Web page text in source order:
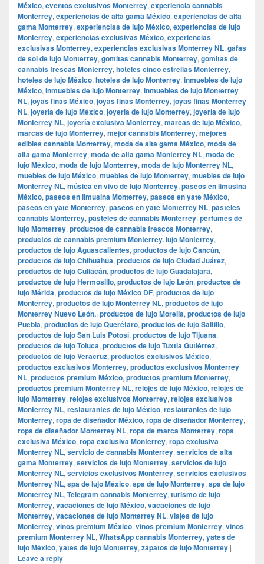
México, eventos exclusivos Monterrey, experiencia cannabis
Monterrey, experiencias de alta gama México, experiencias de alta
gama Monterrey, experiencias de lujo México, experiencias de lujo
Monterrey, experiencias exclusivas México, experiencias
exclusivas Monterrey, experiencias exclusivas Monterrey NL, gafas
de sol de lujo Monterrey, gomitas cannabis Monterrey, gomitas de
cannabis frescas Monterrey, hoteles cinco estrellas Monterrey,
hoteles de lujo México, hoteles de lujo Monterrey, inmuebles de lujo
México, inmuebles de lujo Monterrey, inmuebles de lujo Monterrey
NL, joyas finas México, joyas finas Monterrey, joyas finas Monterrey
NL, joyería de lujo México, joyería de lujo Monterrey, joyería de lujo
Monterrey NL, joyería exclusiva Monterrey, marcas de lujo México,
marcas de lujo Monterrey, mejor cannabis Monterrey, mejores
edibles cannabis Monterrey, moda de alta gama México, moda de
alta gama Monterrey, moda de alta gama Monterrey NL, moda de
lujo México, moda de lujo Monterrey, moda de lujo Monterrey NL,
muebles de lujo México, muebles de lujo Monterrey, muebles de lujo
Monterrey NL, música en vivo de lujo Monterrey, paseos en limusina
México, paseos en limusina Monterrey, paseos en yate México,
paseos en yate Monterrey, paseos en yate Monterrey NL, pasteles
cannabis Monterrey, pasteles de cannabis Monterrey, perfumes de
lujo Monterrey, productos de cannabis frescos Monterrey,
productos de cannabis premium Monterrey. lujo Monterrey,
productos de lujo Aguascalientes, productos de lujo Cancún,
productos de lujo Chihuahua, productos de lujo Ciudad Juárez,
productos de lujo Culiacán, productos de lujo Guadalajara,
productos de lujo Hermosillo, productos de lujo León, productos de
lujo Mérida, productos de lujo México DF, productos de lujo
Monterrey, productos de lujo Monterrey NL, productos de lujo
Monterrey Nuevo León., productos de lujo Morelia, productos de lujo
Puebla, productos de lujo Querétaro, productos de lujo Saltillo,
productos de lujo San Luis Potosí, productos de lujo Tijuana,
productos de lujo Toluca, productos de lujo Tuxtla Gutiérrez,
productos de lujo Veracruz, productos exclusivos México,
productos exclusivos Monterrey, productos exclusivos Monterrey
NL, productos premium México, productos premium Monterrey,
productos premium Monterrey NL, relojes de lujo México, relojes de
lujo Monterrey, relojes exclusivos Monterrey, relojes exclusivos
Monterrey NL, restaurantes de lujo México, restaurantes de lujo
Monterrey, ropa de diseñador México, ropa de diseñador Monterrey,
ropa de diseñador Monterrey NL, ropa de marca Monterrey, ropa
exclusiva México, ropa exclusiva Monterrey, ropa exclusiva
Monterrey NL, servicio de cannabis Monterrey, servicios de alta
gama Monterrey, servicios de lujo Monterrey, servicios de lujo
Monterrey NL, servicios exclusivos Monterrey, servicios exclusivos
Monterrey NL, spa de lujo México, spa de lujo Monterrey, spa de lujo
Monterrey NL, Telegram cannabis Monterrey, turismo de lujo
Monterrey, vacaciones de lujo México, vacaciones de lujo
Monterrey, vacaciones de lujo Monterrey NL, viajes de lujo
Monterrey, vinos premium México, vinos premium Monterrey, vinos
premium Monterrey NL, WhatsApp cannabis Monterrey, yates de
lujo México, yates de lujo Monterrey, zapatos de lujo Monterrey |
Leave a reply